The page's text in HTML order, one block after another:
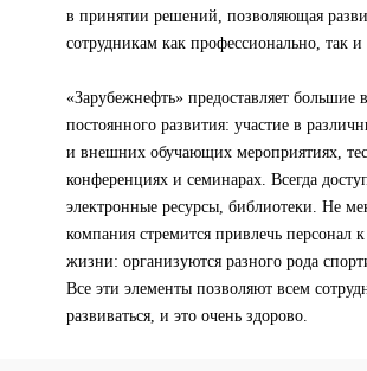
в принятии решений, позволяющая
сотрудникам как профессионально, так
«Зарубежнефть» предоставляет большие
постоянного развития: участие в
и внешних обучающих мероприятиях,
конференциях и семинарах. Всегда
электронные ресурсы, библиотеки. Не
компания стремится привлечь персонал
жизни: организуются разного рода
Все эти элементы позволяют всем
развиваться, и это очень здорово.